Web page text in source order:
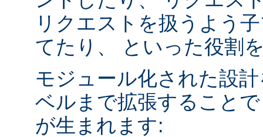
リクエストを扱うよう
てたり、 といった役割
モジュール化された設
ベルまで拡張すること
が生まれます: